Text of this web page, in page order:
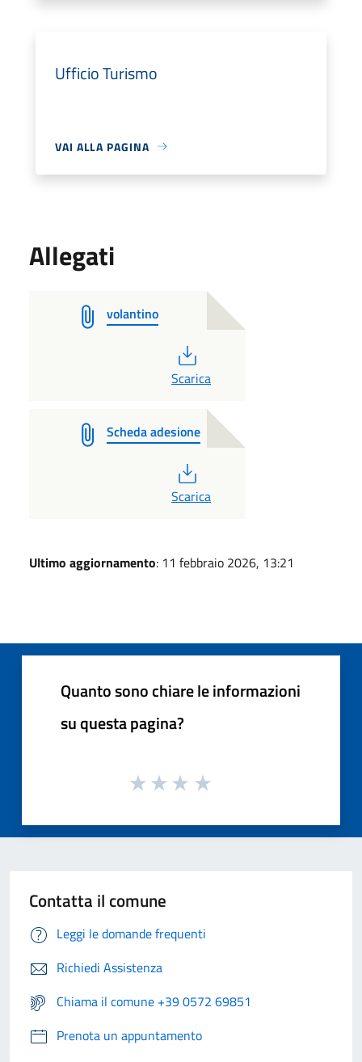
Ufficio Turismo
VAI ALLA PAGINA
Allegati
volantino
Scarica
Scheda adesione
Scarica
Ultimo aggiornamento: 11 febbraio 2026, 13:21
Quanto sono chiare le informazioni
su questa pagina?
Contatta il comune
Leggi le domande frequenti
Richiedi Assistenza
Chiama il comune +39 0572 69851
Prenota un appuntamento